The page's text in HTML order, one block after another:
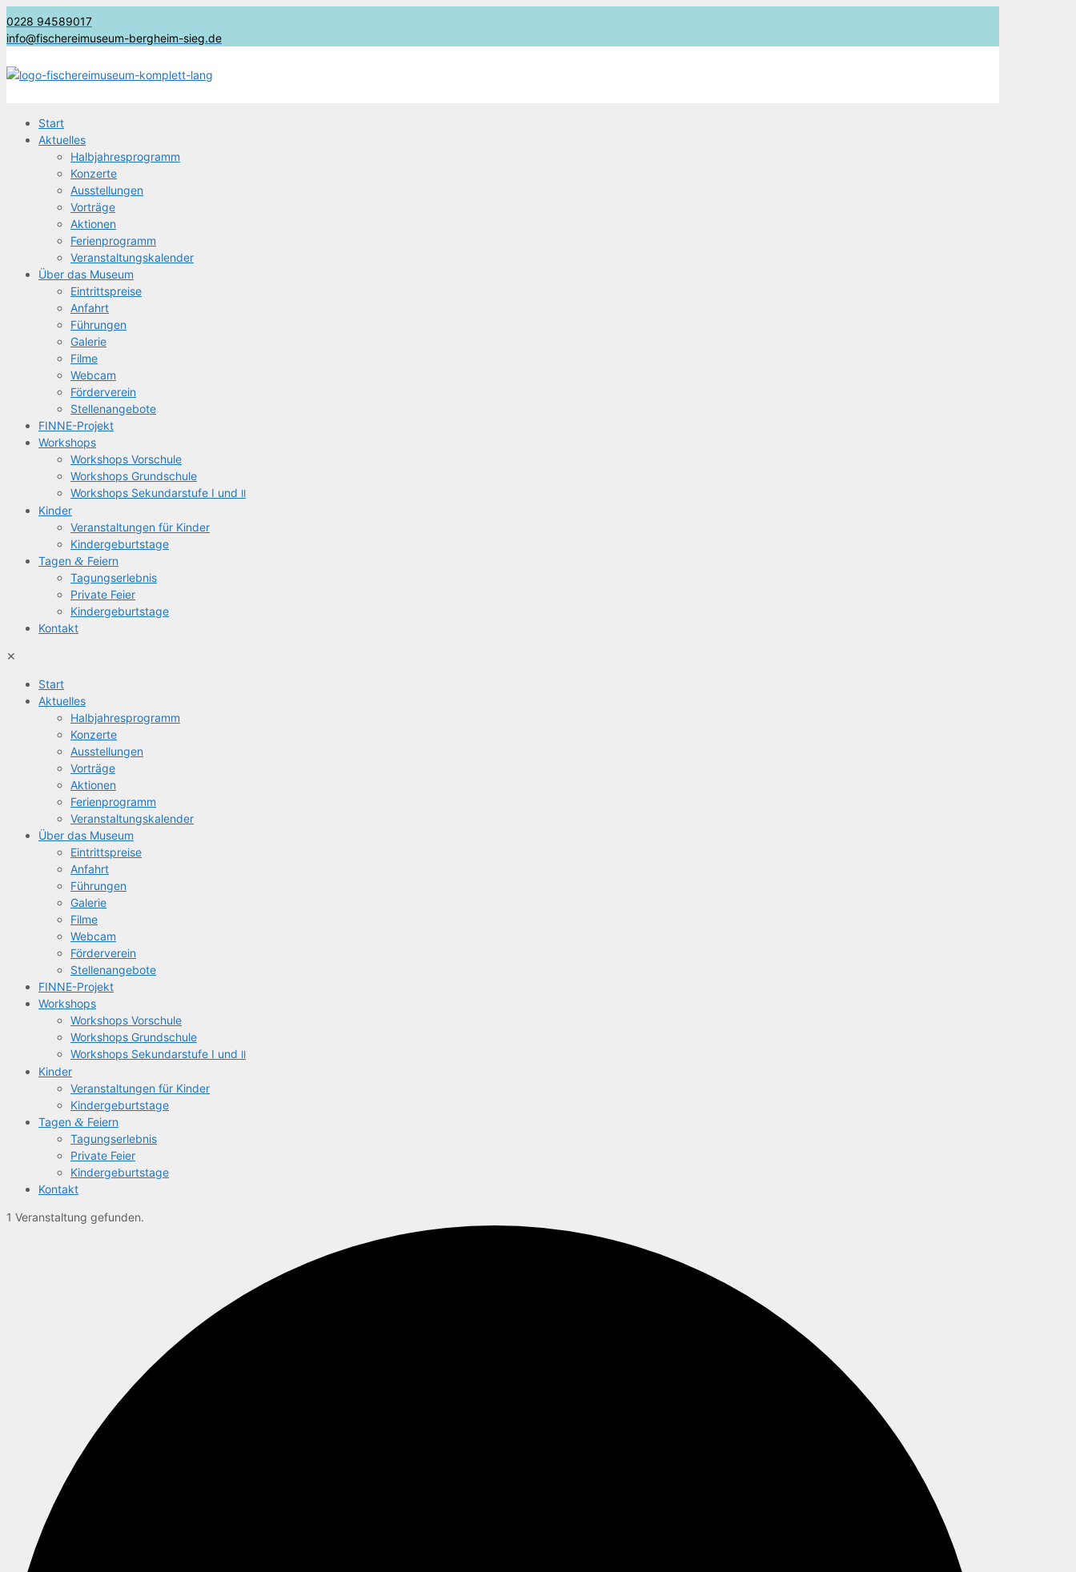
0228 94589017
info@fischereimuseum-bergheim-sieg.de
Start
Aktu­el­les
Halb­jah­res­pro­gramm
Kon­zer­te
Aus­stel­lun­gen
Vor­trä­ge
Aktio­nen
Feri­en­pro­gramm
Ver­an­stal­tungs­ka­len­der
Über das Museum
Ein­tritts­prei­se
Anfahrt
Füh­run­gen
Gale­rie
Fil­me
Web­cam
För­der­ver­ein
Stel­len­an­ge­bo­te
FIN­­NE-Pro­­jekt
Work­shops
Work­shops Vorschule
Work­shops Grundschule
Work­shops Sekun­dar­stu­fe I und II
Kin­der
Ver­an­stal­tun­gen für Kinder
Kin­der­ge­burts­ta­ge
Tagen & Feiern
Tagungs­er­leb­nis
Pri­va­te Feier
Kin­der­ge­burts­ta­ge
Kon­takt
✕
Start
Aktu­el­les
Halb­jah­res­pro­gramm
Kon­zer­te
Aus­stel­lun­gen
Vor­trä­ge
Aktio­nen
Feri­en­pro­gramm
Ver­an­stal­tungs­ka­len­der
Über das Museum
Ein­tritts­prei­se
Anfahrt
Füh­run­gen
Gale­rie
Fil­me
Web­cam
För­der­ver­ein
Stel­len­an­ge­bo­te
FIN­­NE-Pro­­jekt
Work­shops
Work­shops Vorschule
Work­shops Grundschule
Work­shops Sekun­dar­stu­fe I und II
Kin­der
Ver­an­stal­tun­gen für Kinder
Kin­der­ge­burts­ta­ge
Tagen & Feiern
Tagungs­er­leb­nis
Pri­va­te Feier
Kin­der­ge­burts­ta­ge
Kon­takt
1 Veranstaltung gefunden.